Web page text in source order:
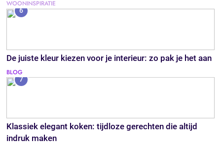
WOONINSPIRATIE
6
De juiste kleur kiezen voor je interieur: zo pak je het aan
BLOG
7
Klassiek elegant koken: tijdloze gerechten die altijd
indruk maken